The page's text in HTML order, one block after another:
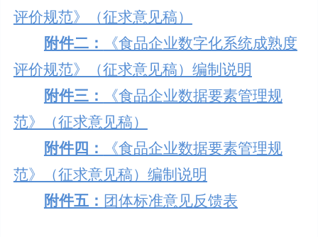
评价规范》（征求意见稿）
附件二：
《食品企业数字化系统成熟度
评价规范》（征求意见稿）编制说明
附件三：
《食品企业数据要素管理规
范》（征求意见稿）
附件四：
《食品企业数据要素管理规
范》（征求意见稿）编制说明
附件五： 团体标准意见反馈表